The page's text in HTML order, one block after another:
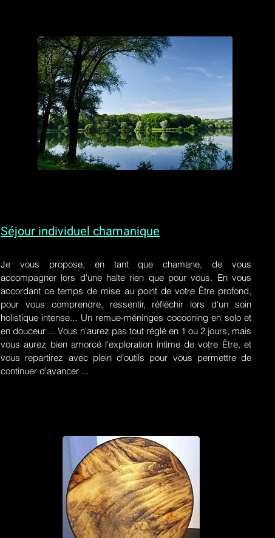
Séjour individuel chamanique
Je vous propose, en tant que chamane, de vous
accompagner lors d'une halte rien que pour vous. En vous
accordant ce temps de mise au point de votre Être profond,
pour vous comprendre, ressentir, réfléchir lors d'un soin
holistique intense... Un remue-méninges cocooning en solo et
en douceur ... Vous n'aurez pas tout réglé en 1 ou 2 jours, mais
vous aurez bien amorcé l'exploration intime de votre Être, et
vous repartirez avec plein d'outils pour vous permettre de
continuer d'avancer ...